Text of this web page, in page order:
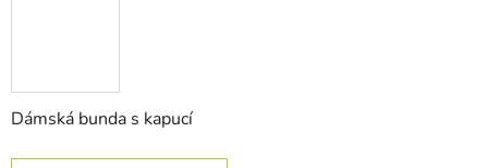
Dámská bunda s kapucí